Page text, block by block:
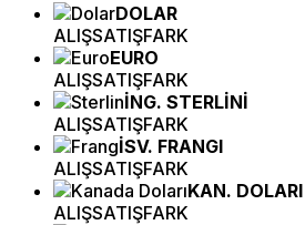
DOLAR
ALIŞSATIŞFARK
EURO
ALIŞSATIŞFARK
İNG. STERLİNİ
ALIŞSATIŞFARK
İSV. FRANGI
ALIŞSATIŞFARK
KAN. DOLARI
ALIŞSATIŞFARK